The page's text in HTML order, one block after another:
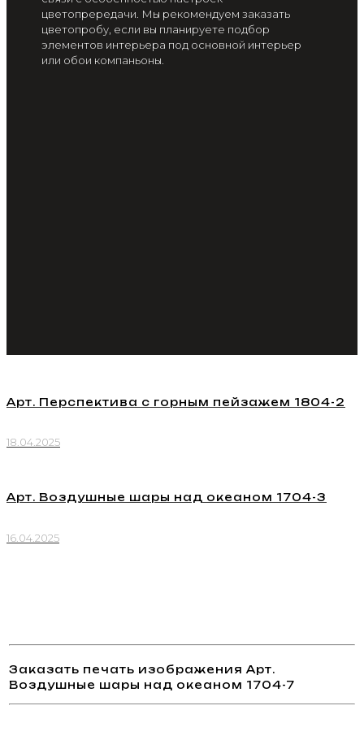
цветопрередачи. Мы рекомендуем заказать
цветопробу, если вы планируете подбор
элементов интерьера под основной интерьер
или обои компаньоны.
Арт. Перспектива с горным пейзажем 1804-2
18.04.2025
Арт. Воздушные шары над океаном 1704-3
16.04.2025
Заказать печать изображения Арт.
Воздушные шары над океаном 1704-7